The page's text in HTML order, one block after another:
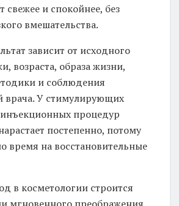
свежее и спокойнее, без
вмешательства.
зависит от исходного
возраста, образа жизни,
и соблюдения
врача. У стимулирующих
процедур
постепенно, потому
время на восстановительные
в косметологии строится